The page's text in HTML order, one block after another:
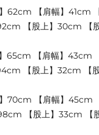
62cm 【肩幅】41cm
【股上】30cm 【
65cm 【肩幅】43cm
【股上】32cm 【
70cm 【肩幅】45cm
【股上】33cm 【